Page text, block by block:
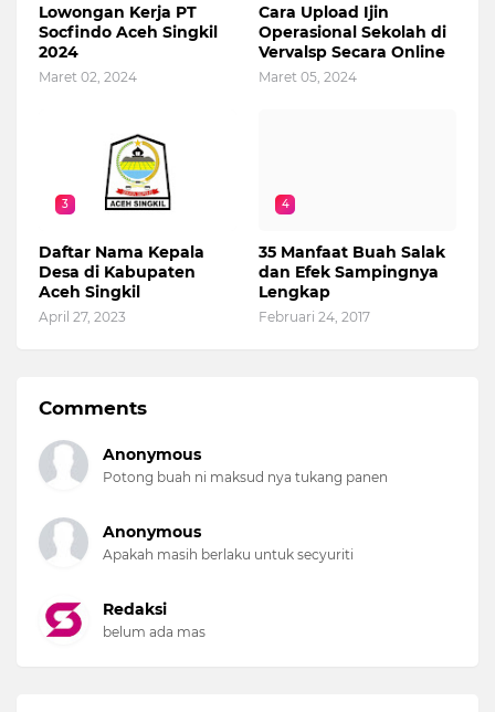
Lowongan Kerja PT
Socfindo Aceh Singkil
2024
Maret 02, 2024
Cara Upload Ijin
Operasional Sekolah di
Vervalsp Secara Online
Maret 05, 2024
3
Daftar Nama Kepala
Desa di Kabupaten
Aceh Singkil
April 27, 2023
4
35 Manfaat Buah Salak
dan Efek Sampingnya
Lengkap
Februari 24, 2017
Comments
Anonymous
Potong buah ni maksud nya tukang panen
Anonymous
Apakah masih berlaku untuk secyuriti
Redaksi
belum ada mas